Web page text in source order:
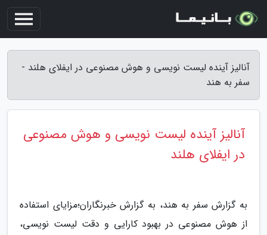
آنالیز آینده لیست نویسی و هوش مصنوعی در ایفلای هلند -
سفر به هند
آنالیز آینده لیست نویسی و هوش مصنوعی
در ایفلای هلند
به گزارش سفر به هند، به گزارش خبرنگاران؛مزایای استفاده
از هوش مصنوعی در بهبود کارایی و دقت لیست نویسی،